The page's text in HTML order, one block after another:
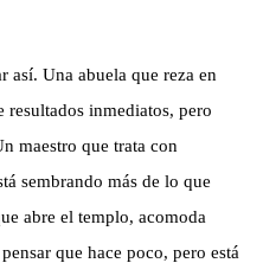
así. Una abuela que reza en
inmediatos, pero
maestro que trata con
sembrando más de lo que
abre el templo, acomoda
que hace poco, pero está